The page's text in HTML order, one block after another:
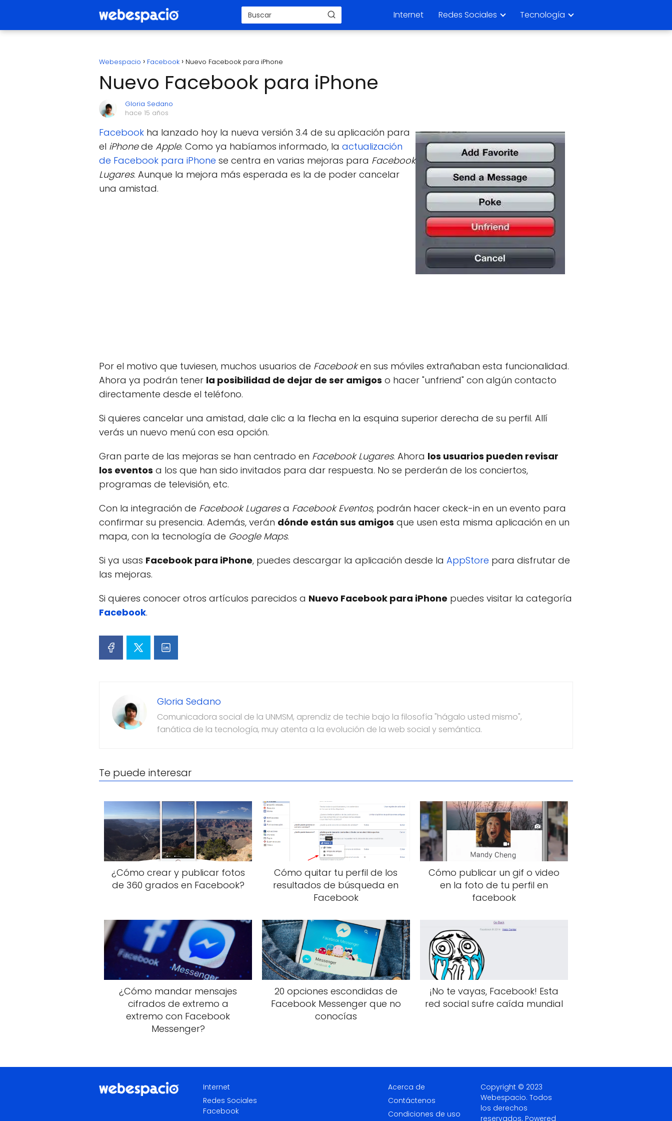
Internet Redes Sociales Tecnología
Webespacio Facebook Nuevo Facebook para iPhone
Nuevo Facebook para iPhone
Gloria Sedano
hace 15 años
Facebook ha lanzado hoy la nueva versión 3.4 de su aplicación para
el iPhonede Apple. Como ya habíamos informado, la actualización
de Facebook para iPhone se centra en varias mejoras para Facebook
Lugares. Aunque la mejora más esperada es la de poder cancelar
una amistad.
Por el motivo que tuviesen, muchos usuarios de Facebooken sus móviles extrañaban esta funcionalidad.
Ahora ya podrán tener la posibilidad de dejar de ser amigos o hacer "unfriend" con algún contacto
directamente desde el teléfono.
Si quieres cancelar una amistad, dale clic a la flecha en la esquina superior derecha de su perfil. Allí
verás un nuevo menú con esa opción.
Gran parte de las mejoras se han centrado en Facebook Lugares. Ahora los usuarios pueden revisar
los eventos a los que han sido invitados para dar respuesta. No se perderán de los conciertos,
programas de televisión, etc.
Con la integración de Facebook Lugaresa Facebook Eventos, podrán hacer ckeck-in en un evento para
confirmar su presencia. Además, verán dónde están sus amigos que usen esta misma aplicación en un
mapa, con la tecnología de Google Maps.
Si ya usas Facebook para iPhone, puedes descargar la aplicación desde la AppStore para disfrutar de
las mejoras.
Si quieres conocer otros artículos parecidos a Nuevo Facebook para iPhone puedes visitar la categoría
Facebook.
Gloria Sedano
Comunicadora social de la UNMSM, aprendiz de techie bajo la filosofía "hágalo usted mismo",
fanática de la tecnología, muy atenta a la evolución de la web social y semántica.
Te puede interesar
¿Cómo crear y publicar fotos
de 360 grados en Facebook?
Cómo quitar tu perfil de los
resultados de búsqueda en
Facebook
Cómo publicar un gif o video
en la foto de tu perfil en
facebook
¿Cómo mandar mensajes
cifrados de extremo a
extremo con Facebook
Messenger?
20 opciones escondidas de
Facebook Messenger que no
conocías
¡No te vayas, Facebook! Esta
red social sufre caída mundial
Internet
Redes Sociales
Facebook
Acerca de
Contáctenos
Condiciones de uso
Copyright © 2023
Webespacio. Todos
los derechos
reservados. Powered